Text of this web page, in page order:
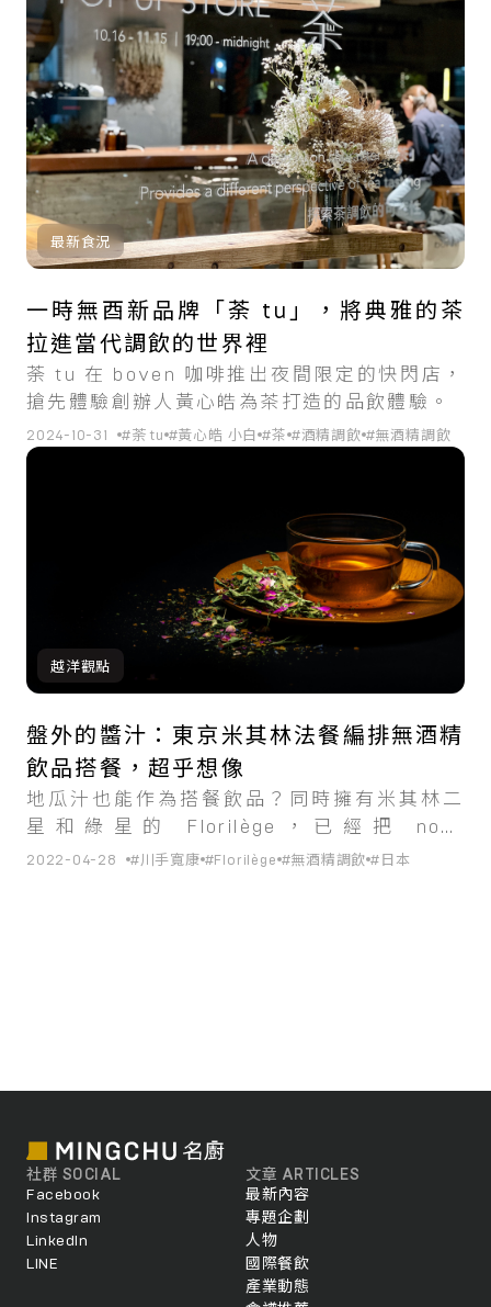
最新食況
一時無酉新品牌「荼 tu」，將典雅的茶
拉進當代調飲的世界裡
荼 tu 在 boven 咖啡推出夜間限定的快閃店，
搶先體驗創辦人黃心皓為茶打造的品飲體驗。
2024-10-31 #荼 tu #黃心皓 小白 #茶 #酒精調飲 #無酒精調飲
越洋觀點
盤外的醬汁：東京米其林法餐編排無酒精
飲品搭餐，超乎想像
地瓜汁也能作為搭餐飲品？同時擁有米其林二
星和綠星的 Florilège，已經把 non-
alocoholic pairing 昇華至前所未見的檔次。
2022-04-28 #川手寬康 #Florilège #無酒精調飲 #日本
社群 SOCIAL
Facebook
Instagram
LinkedIn
LINE
文章 ARTICLES
最新內容
專題企劃
人物
國際餐飲
產業動態